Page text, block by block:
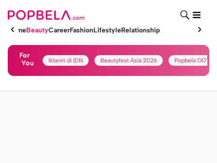
HomeBeautyCareerFashionLifestyleRelationship
For
You
Iklanin di IDN Beautyfest Asia 2026 Popbela OOTD